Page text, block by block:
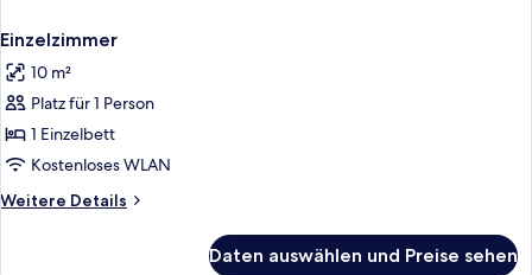
Einzelzimmer
10 m²
Platz für 1 Person
1 Einzelbett
Kostenloses WLAN
Weitere Details
Weitere
Daten auswählen und Preise sehen